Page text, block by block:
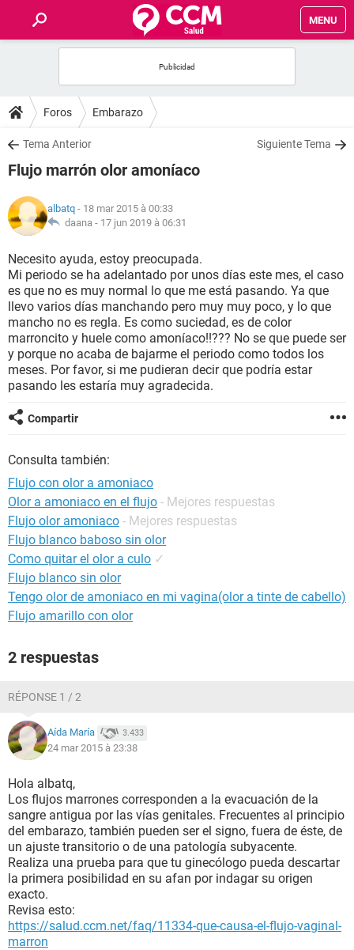
MENU
FORUMS
SALUD
FAMILIA
NUTRICIÓN
BIENESTAR
SEXUALIDAD
GLOSARIO
Foros Embarazo
Tema Anterior Siguiente Tema
Flujo marrón olor amoníaco
albatq - 18 mar 2015 à 00:33
daana - 17 jun 2019 à 06:31
Necesito ayuda, estoy preocupada.
Mi periodo se ha adelantado por unos días este mes, el caso
es que no es muy normal lo que me está pasando. Ya que
llevo varios días manchando pero muy muy poco, y lo que
mancho no es regla. Es como suciedad, es de color
marroncito y huele como amoníaco!!??? No se que puede ser
y porque no acaba de bajarme el periodo como todos los
meses. Por favor, si me pudieran decir que podría estar
pasando les estaría muy agradecida.
Compartir
Consulta también:
Flujo con olor a amoniaco
Olor a amoniaco en el flujo - Mejores respuestas
Flujo olor amoniaco - Mejores respuestas
Flujo blanco baboso sin olor
Como quitar el olor a culo ✓
Flujo blanco sin olor
Tengo olor de amoniaco en mi vagina(olor a tinte de cabello)
Flujo amarillo con olor
2 respuestas
RÉPONSE 1 / 2
Aída María 3.433
24 mar 2015 à 23:38
Hola albatq,
Los flujos marrones corresponden a la evacuación de la
sangre antigua por las vías genitales. Frecuentes al principio
del embarazo, también pueden ser el signo, fuera de éste, de
un ajuste transitorio o de una patología subyacente.
Realiza una prueba para que tu ginecólogo pueda descartar
la primera posibilidad en su afan por indagar su origen
exacto.
Revisa esto:
https://salud.ccm.net/faq/11334-que-causa-el-flujo-vaginal-
marron